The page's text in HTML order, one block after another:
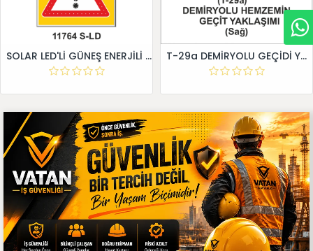
SOLAR LED'Lİ GÜNEŞ ENERJİLİ LEVHA T-29a DEMİRYOLU GEÇİDİ YAKLAŞIM LEVHALARI (Sağ)